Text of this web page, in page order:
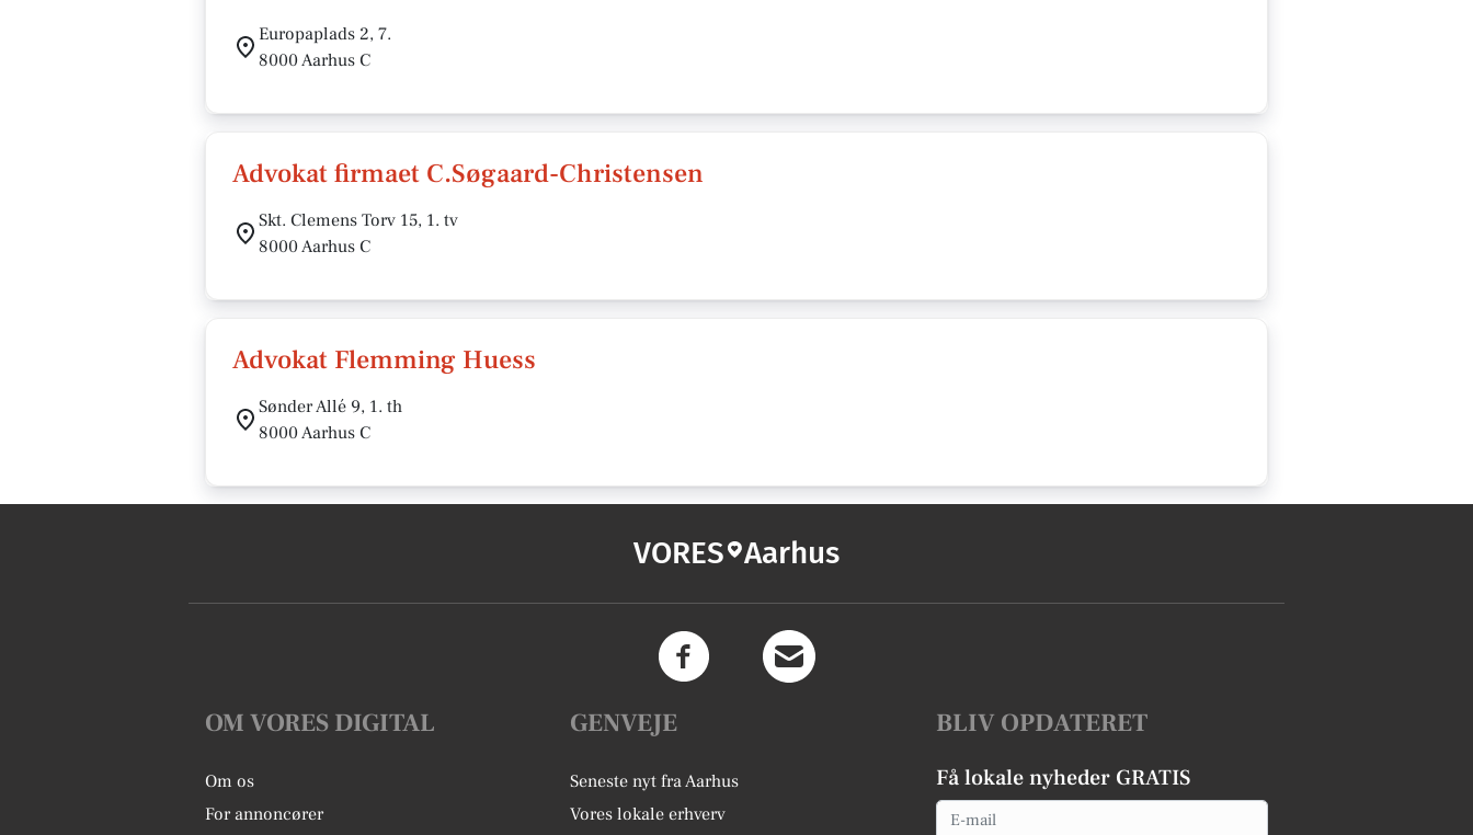
Europaplads 2, 7.
8000 Aarhus C
Advokat firmaet C.Søgaard-Christensen
Skt. Clemens Torv 15, 1. tv
8000 Aarhus C
Advokat Flemming Huess
Sønder Allé 9, 1. th
8000 Aarhus C
VORES Aarhus
OM VORES DIGITAL
Om os
For annoncører
GENVEJE
Seneste nyt fra Aarhus
Vores lokale erhverv
BLIV OPDATERET
Få lokale nyheder GRATIS
Email